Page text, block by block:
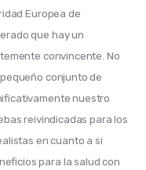
Europea de
que hay un
convincente. No
conjunto de
nuestro
reivindicadas para los
en cuanto a si
para la salud con